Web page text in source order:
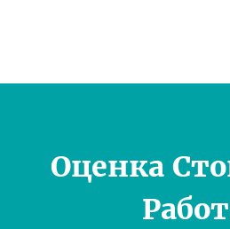
Оценка